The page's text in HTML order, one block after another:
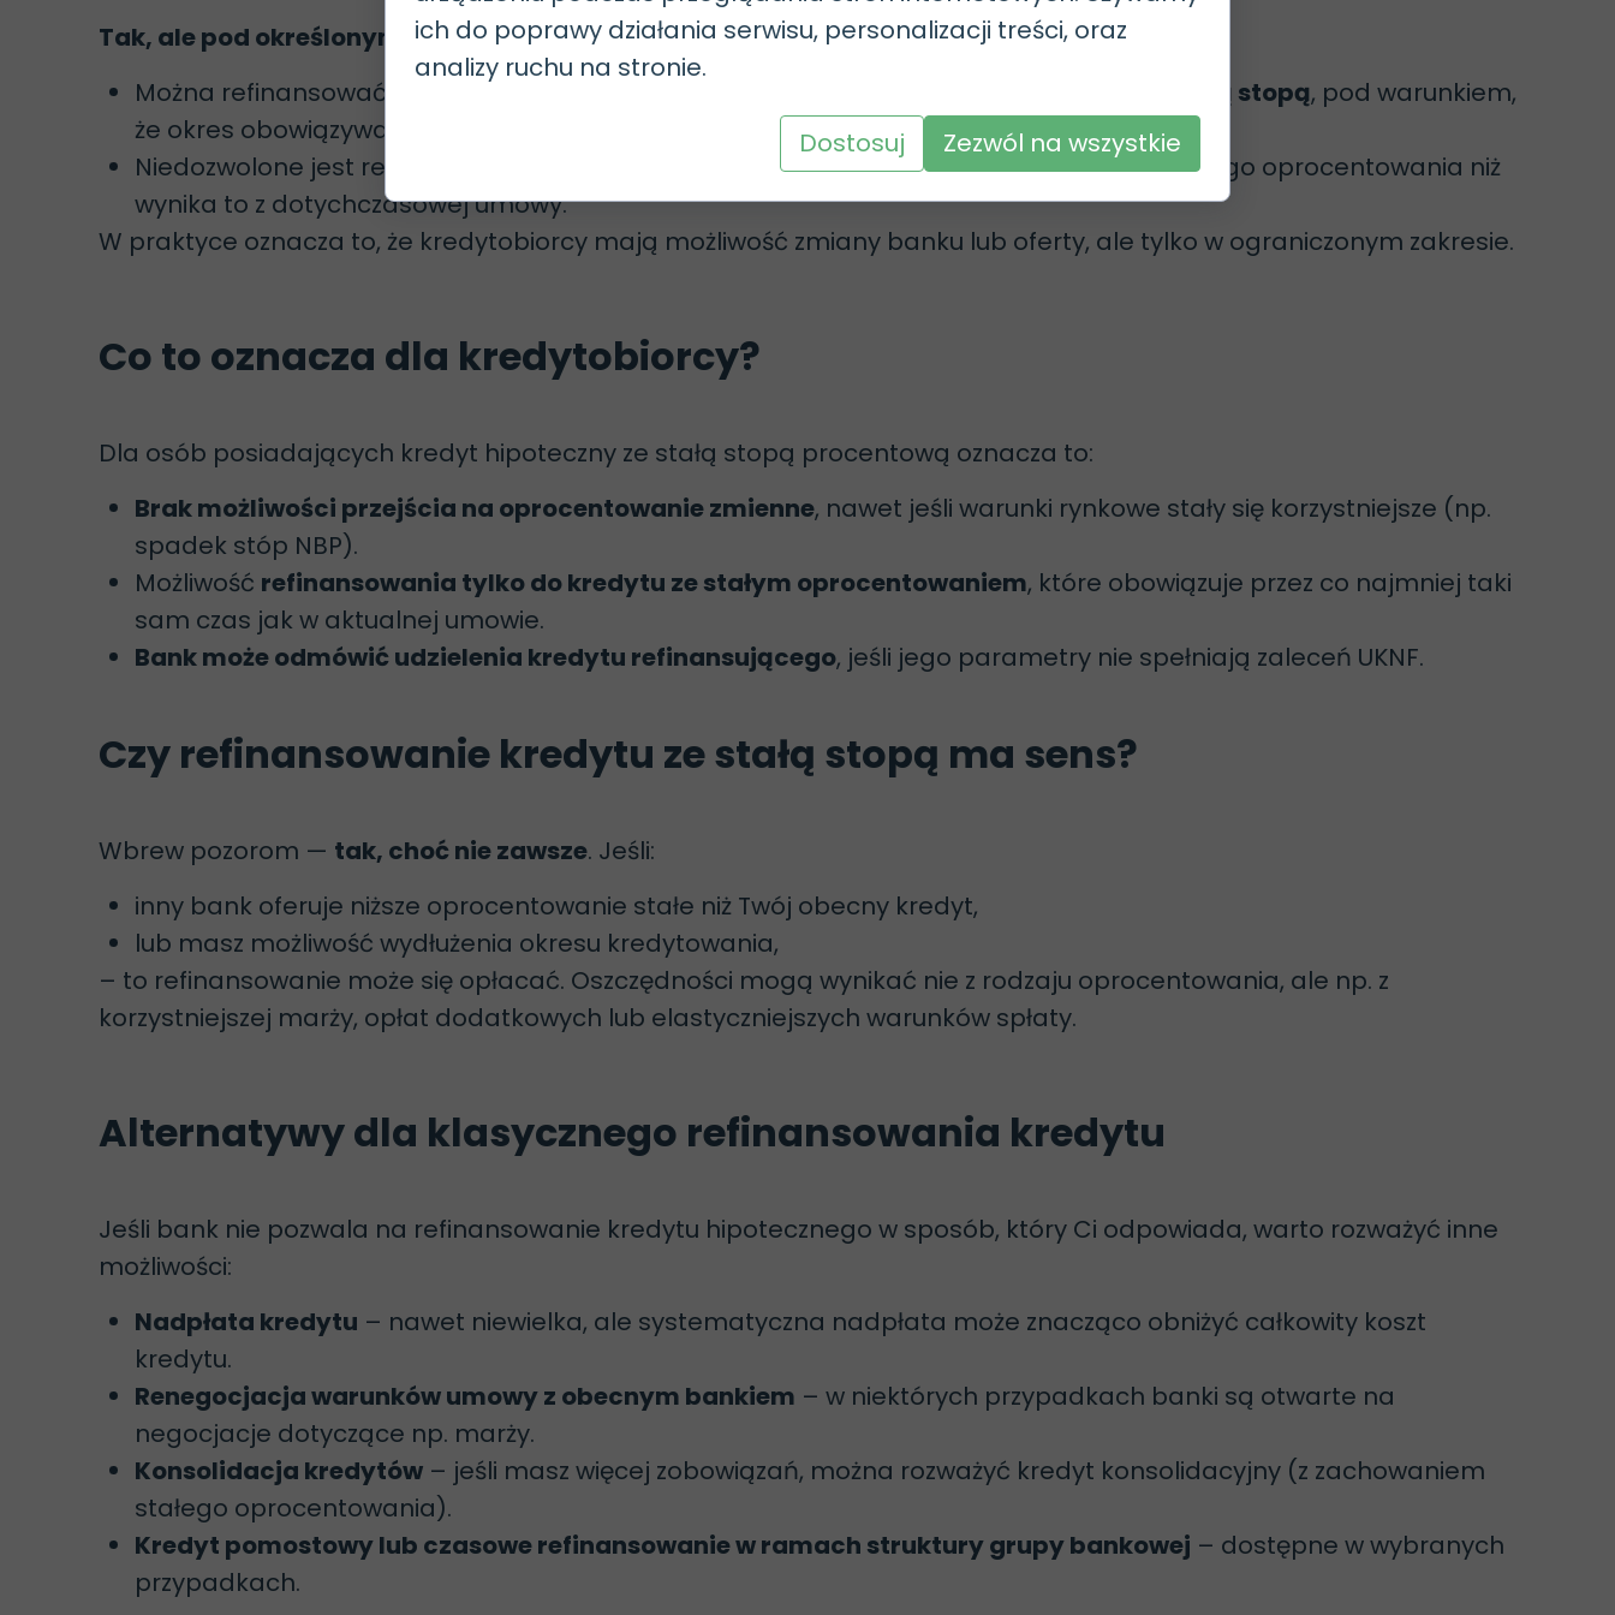
Tak, ale pod określonymi warunkami.Zgodnie z wytycznymi UKNF:
Można refinansować kredyt o stałej stopie
innym kredytem z taką samą lub dłuższą stałą stopą, pod warunkiem,
że okres obowiązywania tej stopy wynosi co najmniej 5 lat.
Niedozwolone jest refinansowanie na warunkach zmiennych lub z krótszym okresem stałego oprocentowania niż
wynika to z dotychczasowej umowy.
W praktyce oznacza to, że kredytobiorcy mają możliwość zmiany banku lub oferty, ale tylko w ograniczonym zakresie.
Co to oznacza dla kredytobiorcy?
Dla osób posiadających kredyt hipoteczny ze stałą stopą procentową oznacza to:
Brak możliwości przejścia na oprocentowanie zmienne, nawet jeśli warunki rynkowe stały się korzystniejsze (np.
spadek stóp NBP).
Możliwość refinansowania tylko do kredytu ze stałym oprocentowaniem, które obowiązuje przez co najmniej taki
sam czas jak w aktualnej umowie.
Bank może odmówić udzielenia kredytu refinansującego, jeśli jego parametry nie spełniają zaleceń UKNF.
Czy refinansowanie kredytu ze stałą stopą ma sens?
Wbrew pozorom — tak, choć nie zawsze. Jeśli:
inny bank oferuje niższe oprocentowanie stałe niż Twój obecny kredyt,
lub masz możliwość wydłużenia okresu kredytowania,
– to refinansowanie może się opłacać. Oszczędności mogą wynikać nie z rodzaju oprocentowania, ale np. z
korzystniejszej marży, opłat dodatkowych lub elastyczniejszych warunków spłaty.
Alternatywy dla klasycznego refinansowania kredytu
Jeśli bank nie pozwala na refinansowanie kredytu hipotecznego w sposób, który Ci odpowiada, warto rozważyć inne
możliwości:
Nadpłata kredytu – nawet niewielka, ale systematyczna nadpłata może znacząco obniżyć całkowity koszt
kredytu.
Renegocjacja warunków umowy z obecnym bankiem – w niektórych przypadkach banki są otwarte na
negocjacje dotyczące np. marży.
Konsolidacja kredytów – jeśli masz więcej zobowiązań, można rozważyć kredyt konsolidacyjny (z zachowaniem
stałego oprocentowania).
Kredyt pomostowy lub czasowe refinansowanie w ramach struktury grupy bankowej – dostępne w wybranych
przypadkach.
ich do poprawy działania serwisu, personalizacji treści, oraz
analizy ruchu na stronie.
Dostosuj Zezwól na wszystkie